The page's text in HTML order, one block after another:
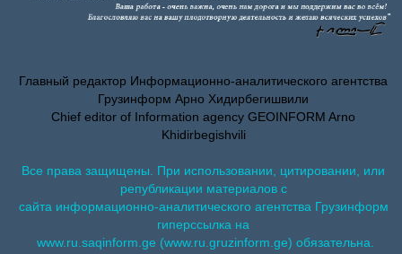
Главный редактор Информационно-аналитического агентства
Грузинформ Арно Хидирбегишвили
Chief editor of Information agency GEOINFORM Arno
Khidirbegishvili
Все права защищены. При использовании, цитировании, или
републикации материалов с
сайта информационно-аналитического агентства Грузинформ
гиперссылка на
www.ru.saqinform.ge (www.ru.gruzinform.ge) обязательна.